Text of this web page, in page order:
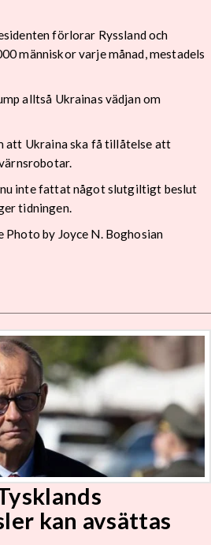
förlorar Ryssland och
människor varje månad, mestadels
alltså Ukrainas vädjan om
att Ukraina ska få tillåtelse att
inte fattat något slutgiltigt beslut
tidningen.
by Joyce N. Boghosian
kan avsättas